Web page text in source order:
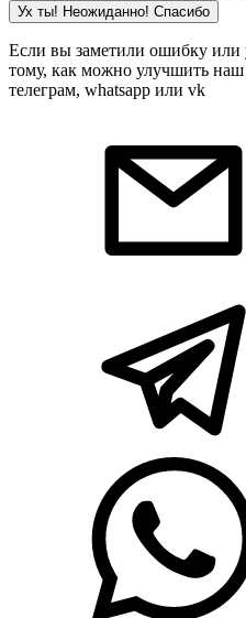
Ух ты! Неожиданно! Cпасибо
Если вы заметили ошибку или
тому, как можно улучшить
телеграм, whatsapp или vk